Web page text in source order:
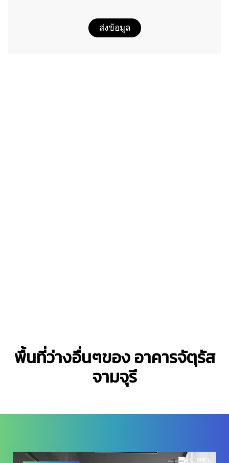
ส่งข้อมูล
พื้นที่ว่างอื่นๆของ อาคารจัตุรัส
จามจุรี